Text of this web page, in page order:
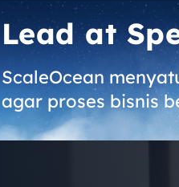
Lead at
ScaleOcean
agar proses bisnis